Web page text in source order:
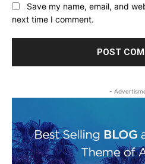
Save my name, email, and
next time I comment.
-